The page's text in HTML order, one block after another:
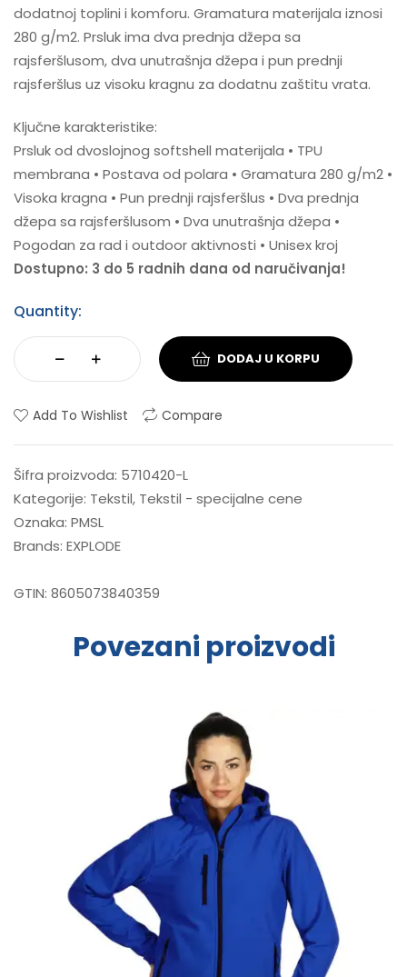
dodatnoj toplini i komforu. Gramatura materijala iznosi
280 g/m2. Prsluk ima dva prednja džepa sa
rajsferšlusom, dva unutrašnja džepa i pun prednji
rajsferšlus uz visoku kragnu za dodatnu zaštitu vrata.
Ključne karakteristike:
Prsluk od dvoslojnog softshell materijala • TPU
membrana • Postava od polara • Gramatura 280 g/m2 •
Visoka kragna • Pun prednji rajsferšlus • Dva prednja
džepa sa rajsferšlusom • Dva unutrašnja džepa •
Pogodan za rad i outdoor aktivnosti • Unisex kroj
Dostupno: 3 do 5 radnih dana od naručivanja!
Quantity:
DODAJ U KORPU
Add To Wishlist Compare
Šifra proizvoda: 5710420-L
Kategorije: Tekstil, Tekstil - specijalne cene
Oznaka: PMSL
Brands: EXPLODE
GTIN: 8605073840359
Povezani proizvodi